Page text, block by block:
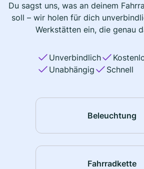
Du sagst uns, was an deinem
soll – wir holen für dich
Werkstätten ein, die genau
Unverbindlich
Unabhängig
Schnell
Beleuchtung
Fahrradkette